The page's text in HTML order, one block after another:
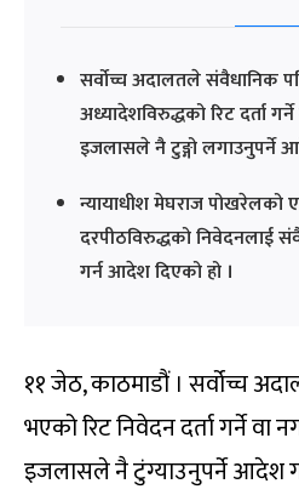
सर्वोच्च अदालतले संवैधानिक
अध्यादेशविरुद्धको रिट दर्ता
इजलासले नै टुङ्गो लगाउनुपर्ने
न्यायाधीश मेघराज
दरपीठविरुद्धको निवेदनलाई
गर्न आदेश दिएको हो ।
११ जेठ, काठमाडौं । सर्वोच्च
भएको रिट निवेदन दर्ता गर्ने वा
इजलासले नै टुंग्याउनुपर्ने आदेश